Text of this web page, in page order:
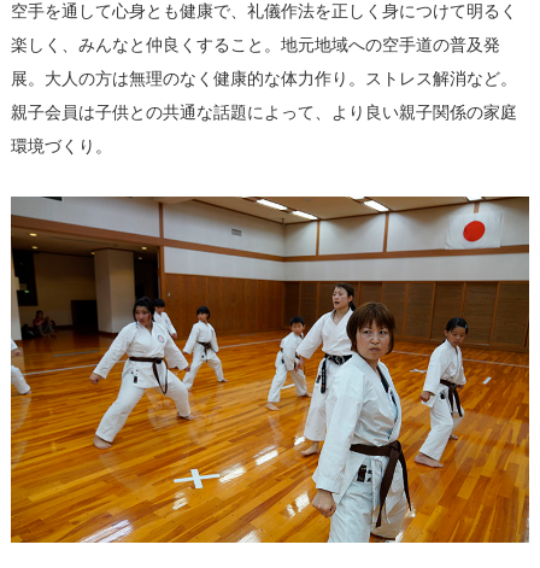
空手を通して心身とも健康で、礼儀作法を正しく身につけて明るく
楽しく、みんなと仲良くすること。地元地域への空手道の普及発
展。大人の方は無理のなく健康的な体力作り。ストレス解消など。
親子会員は子供との共通な話題によって、より良い親子関係の家庭
環境づくり。